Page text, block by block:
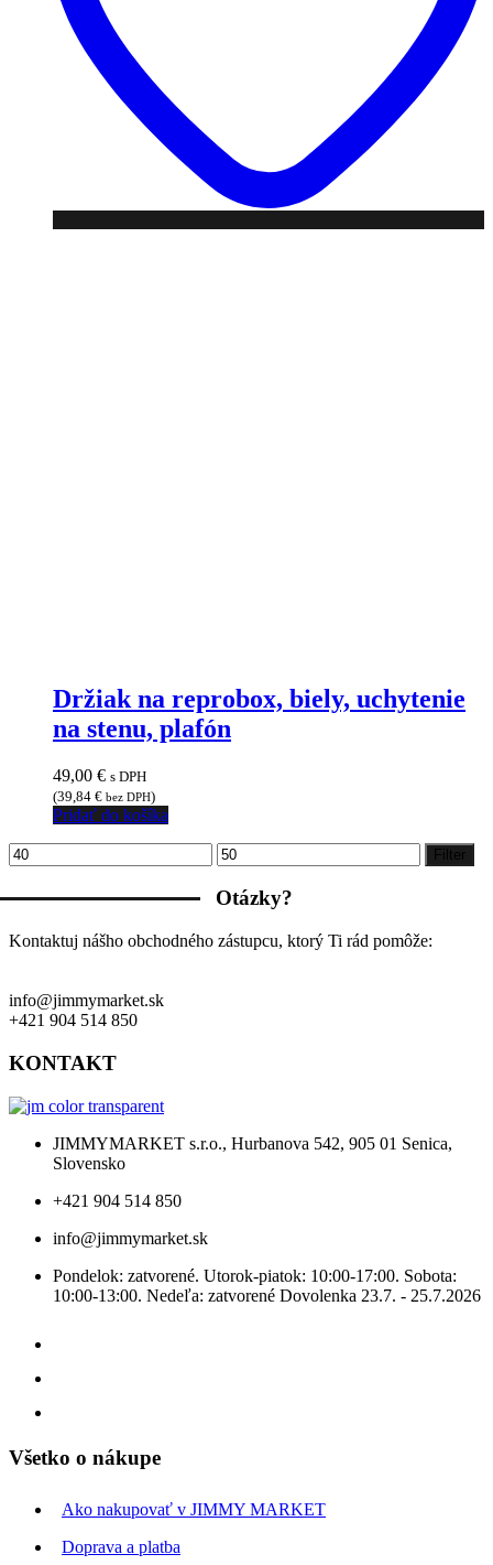
Držiak na reprobox, biely, uchytenie
na stenu, plafón
49,00 € s DPH
(39,84 € bez DPH)
Pridať do košíka
Minimálna
cena
Maximálna
cena
Filter
Otázky?
Kontaktuj nášho obchodného zástupcu, ktorý Ti rád pomôže:
info@jimmymarket.sk
+421 904 514 850
KONTAKT
JIMMYMARKET s.r.o., Hurbanova 542, 905 01 Senica,
Slovensko
+421 904 514 850
info@jimmymarket.sk
Pondelok: zatvorené. Utorok-piatok: 10:00-17:00. Sobota:
10:00-13:00. Nedeľa: zatvorené Dovolenka 23.7. - 25.7.2026
Všetko o nákupe
Ako nakupovať v JIMMY MARKET
Doprava a platba